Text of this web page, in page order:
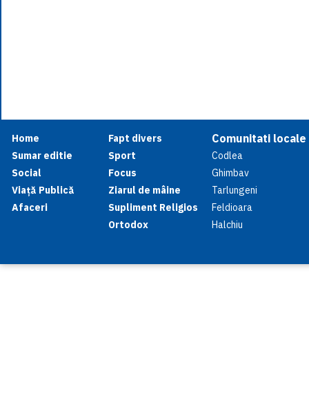
Home
Sumar editie
Social
Viață Publică
Afaceri
Fapt divers
Sport
Focus
Ziarul de mâine
Supliment Religios
Ortodox
Comunitati locale
Codlea
Ghimbav
Tarlungeni
Feldioara
Halchiu